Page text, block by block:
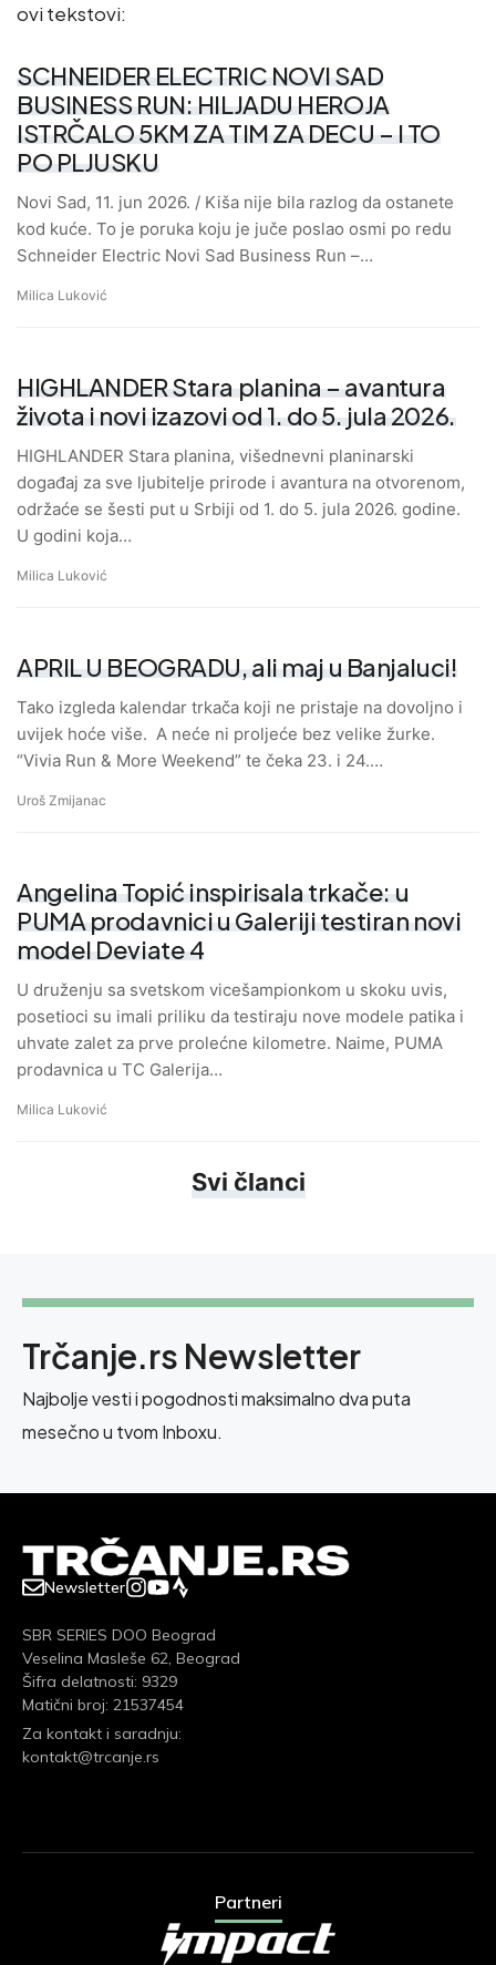
ovi tekstovi:
SCHNEIDER ELECTRIC NOVI SAD
BUSINESS RUN: HILJADU HEROJA
ISTRČALO 5KM ZA TIM ZA DECU – I TO
PO PLJUSKU
Novi Sad, 11. jun 2026. / Kiša nije bila razlog da ostanete
kod kuće. To je poruka koju je juče poslao osmi po redu
Schneider Electric Novi Sad Business Run –…
Milica Luković
HIGHLANDER Stara planina – avantura
života i novi izazovi od 1. do 5. jula 2026.
HIGHLANDER Stara planina, višednevni planinarski
događaj za sve ljubitelje prirode i avantura na otvorenom,
održaće se šesti put u Srbiji od 1. do 5. jula 2026. godine.
U godini koja…
Milica Luković
APRIL U BEOGRADU, ali maj u Banjaluci!
Tako izgleda kalendar trkača koji ne pristaje na dovoljno i
uvijek hoće više. A neće ni proljeće bez velike žurke.
“Vivia Run & More Weekend” te čeka 23. i 24.…
Uroš Zmijanac
Angelina Topić inspirisala trkače: u
PUMA prodavnici u Galeriji testiran novi
model Deviate 4
U druženju sa svetskom vicešampionkom u skoku uvis,
posetioci su imali priliku da testiraju nove modele patika i
uhvate zalet za prve prolećne kilometre. Naime, PUMA
prodavnica u TC Galerija…
Milica Luković
Svi članci
Trčanje.rs Newsletter
Najbolje vesti i pogodnosti maksimalno dva puta
mesečno u tvom Inboxu.
Newsletter
SBR SERIES DOO Beograd
Veselina Masleše 62, Beograd
Šifra delatnosti: 9329
Matični broj: 21537454
Za kontakt i saradnju:
kontakt@trcanje.rs
Partneri